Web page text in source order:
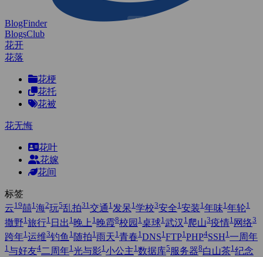
BlogFinder
BlogsClub
花开
花落
花梗
花托
花被
花无悔
花叶
花嫁
花间
标签
云19囍1 海2玩5乱拍31 交通 1 发呆1 学校3安全1 安装1 年味1 年轮1
撒野1 旅行1 日出 1 晚上 1 晚霞8校园 1 桌球1 武汉 1 爬山3疫情1 网络3
跨年1 运维3钓鱼 1 随拍1 雨天1 青春1 DNS1 FTP1 PHP4SSH1 一周年
1 与好友4二周年1 光与影1 小公主1 数据库5 服务器8白山茶1 纪念